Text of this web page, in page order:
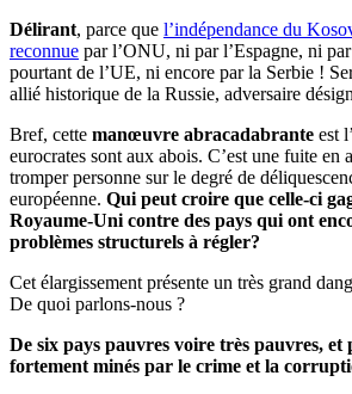
Délirant, parce que l’indépendance du
reconnue par l’ONU, ni par l’Espagne, ni
pourtant de l’UE, ni encore par la Serbie !
allié historique de la Russie, adversaire
Bref, cette manœuvre abracadabrante est
eurocrates sont aux abois. C’est une fuite en
tromper personne sur le degré de
européenne. Qui peut croire que celle-ci
Royaume-Uni contre des pays qui ont
problèmes structurels à régler?
Cet élargissement présente un très grand
De quoi parlons-nous ?
De six pays pauvres voire très pauvres, et
fortement minés par le crime et la